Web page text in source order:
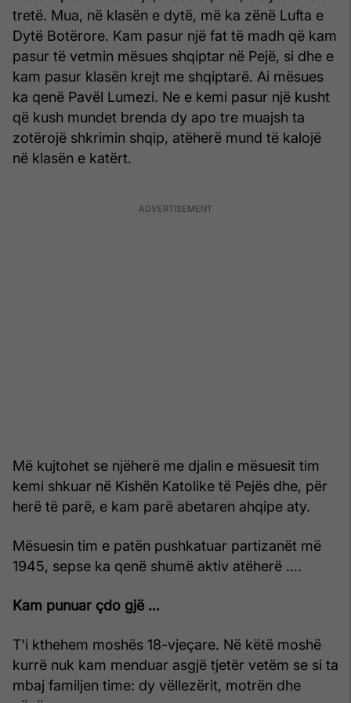
tretë. Mua, në klasën e dytë, më ka zënë Lufta e
Dytë Botërore. Kam pasur një fat të madh që kam
pasur të vetmin mësues shqiptar në Pejë, si dhe e
kam pasur klasën krejt me shqiptarë. Ai mësues
ka qenë Pavël Lumezi. Ne e kemi pasur një kusht
që kush mundet brenda dy apo tre muajsh ta
zotërojë shkrimin shqip, atëherë mund të kalojë
në klasën e katërt.
Më kujtohet se njëherë me djalin e mësuesit tim
kemi shkuar në Kishën Katolike të Pejës dhe, për
herë të parë, e kam parë abetaren ahqipe aty.
Mësuesin tim e patën pushkatuar partizanët më
1945, sepse ka qenë shumë aktiv atëherë ….
Kam punuar çdo gjë …
T'i kthehem moshës 18-vjeçare. Në këtë moshë
kurrë nuk kam menduar asgjë tjetër vetëm se si ta
mbaj familjen time: dy vëllezërit, motrën dhe